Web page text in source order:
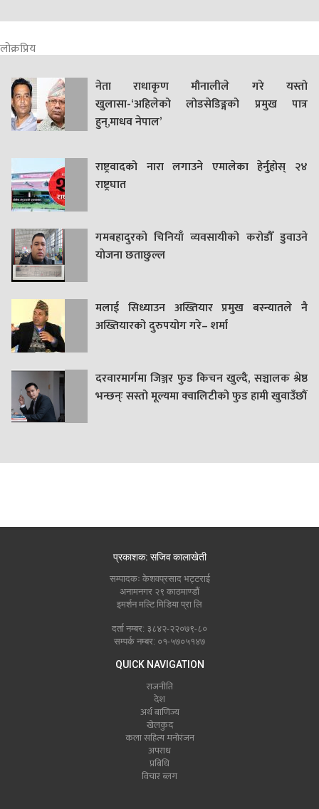
लोक्रप्रिय
नेता राधाकृण मौनालीले गरे यस्तो
खुलासा-‘अहिलेको लोडसेडिङ्गको प्रमुख पात्र
हुन्,माधव नेपाल’
राष्ट्रवादको नारा लगाउने एमालेका हेर्नुहोस् २४
राष्ट्रघात
गमबहादुरकाे चिनियाँ व्यवसायीको करोडौँ डुवाउने
याेजना छताछुल्ल
मलाई सिध्याउन अख्तियार प्रमुख बस्न्यातले नै
अख्तियारको दुरुपयोग गरे– शर्मा
दरवारमार्गमा जिञ्जर फुड किचन खुल्दै, सञ्चालक श्रेष्ठ
भन्छन्ः सस्तो मूल्यमा क्वालिटीको फुड हामी खुवाउँछौं
प्रकाशक: सजिव कालाखेती
सम्पादकः केशवप्रसाद भट्टराई
अनामनगर २९ काठमाण्डौं
इमर्शन मल्टि मिडिया प्रा लि
दर्ता नम्बर: ३८४२-२२०७९-८०
सम्पर्क नम्बर: ०१-५७०५१४७
QUICK NAVIGATION
राजनीति
देश
अर्थ बाणिज्य
खेलकुद
कला सहित्य मनोरंजन
अपराध
प्रबिधि
विचार ब्लग